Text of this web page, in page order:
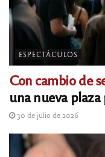
ESPECTÁCULOS
Con cambio de
una nueva plaza
30 de julio de 2026